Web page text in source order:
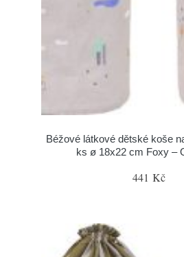
Béžové látkové dětské koše
ks ø 18x22 cm Foxy –
441 Kč